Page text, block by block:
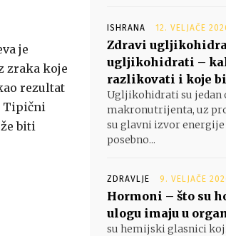
je
zraka koje
rezultat
Tipični
biti
ISHRANA 12. VELJAČE
Zdravi
ugljikohidrati –
razlikovati i koje
Ugljikohidrati su jedan
makronutrijenta, uz
su glavni izvor
posebno...
ZDRAVLJE 9. VELJAČE
Hormoni – što su
ulogu imaju u
su hemijski glasnici